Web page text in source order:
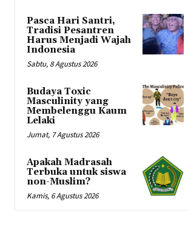
Pasca Hari Santri,
Tradisi Pesantren
Harus Menjadi Wajah
Indonesia
Sabtu, 8 Agustus 2026
Budaya Toxic
Masculinity yang
Membelenggu Kaum
Lelaki
Jumat, 7 Agustus 2026
Apakah Madrasah
Terbuka untuk siswa
non-Muslim?
Kamis, 6 Agustus 2026